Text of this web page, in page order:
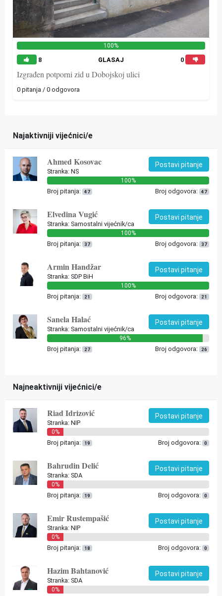
100%
8 GLASAJ 0
Izgrađen potporni zid u Dobojskoj ulici
0 pitanja / 0 odgovora
Najaktivniji vijećnici/e
Postavi pitanje
Ahmed Kosovac
Stranka: NS
100%
Broj pitanja: 47 Broj odgovora: 47
Postavi pitanje
Elvedina Vugić
Stranka: Samostalni vijećnik/ca
100%
Broj pitanja: 37 Broj odgovora: 37
Postavi pitanje
Armin Handžar
Stranka: SDP BiH
100%
Broj pitanja: 21 Broj odgovora: 21
Postavi pitanje
Sanela Halać
Stranka: Samostalni vijećnik/ca
96%
Broj pitanja: 27 Broj odgovora: 26
Najneaktivniji vijećnici/e
Postavi pitanje
Riad Idrizović
Stranka: NIP
0%
Broj pitanja: 19 Broj odgovora: 0
Postavi pitanje
Bahrudin Delić
Stranka: SDA
0%
Broj pitanja: 19 Broj odgovora: 0
Postavi pitanje
Emir Rustempašić
Stranka: NIP
0%
Broj pitanja: 18 Broj odgovora: 0
Postavi pitanje
Hazim Bahtanović
Stranka: SDA
0%